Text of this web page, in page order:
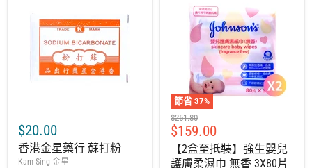
$20.00
香港金星藥行 蘇打粉
Kam Sing 金星
節省 37%
建
議
零
售
價
$251.80
售
價
$159.00
【2盒至抵裝】強生嬰兒
護膚柔濕巾 無香 3X80片